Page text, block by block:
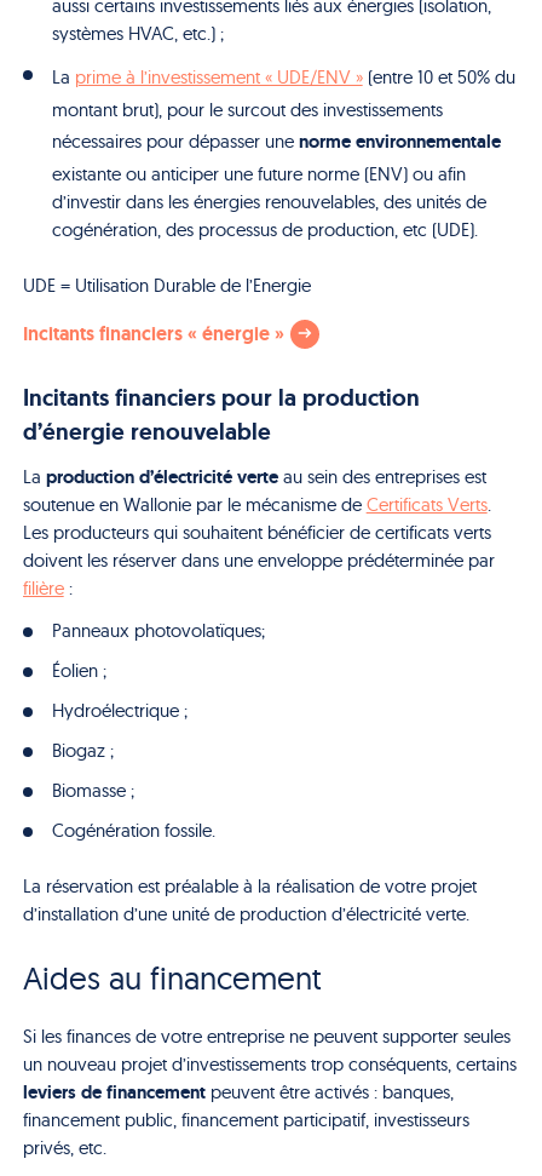
aussi certains investissements liés aux énergies (isolation,
systèmes HVAC, etc.) ;
La prime à l’investissement « UDE/ENV »(entre 10 et 50% du
montant brut), pour le surcout des investissements
nécessaires pour dépasser une norme environnementale
existante ou anticiper une future norme (ENV) ou afin
d’investir dans les énergies renouvelables, des unités de
cogénération, des processus de production, etc (UDE).
UDE = Utilisation Durable de l’Energie
Incitants financiers « énergie »
Incitants financiers pour la production
d’énergie renouvelable
La production d’électricité verteau sein des entreprises est
soutenue en Wallonie par le mécanisme de Certificats Verts.
Les producteurs qui souhaitent bénéficier de certificats verts
doivent les réserver dans une enveloppe prédéterminée par
filière:
Panneaux photovolatïques;
Éolien ;
Hydroélectrique ;
Biogaz ;
Biomasse ;
Cogénération fossile.
La réservation est préalable à la réalisation de votre projet
d’installation d’une unité de production d’électricité verte.
Aides au financement
Si les finances de votre entreprise ne peuvent supporter seules
un nouveau projet d’investissements trop conséquents, certains
leviers de financementpeuvent être activés : banques,
financement public, financement participatif, investisseurs
privés, etc.